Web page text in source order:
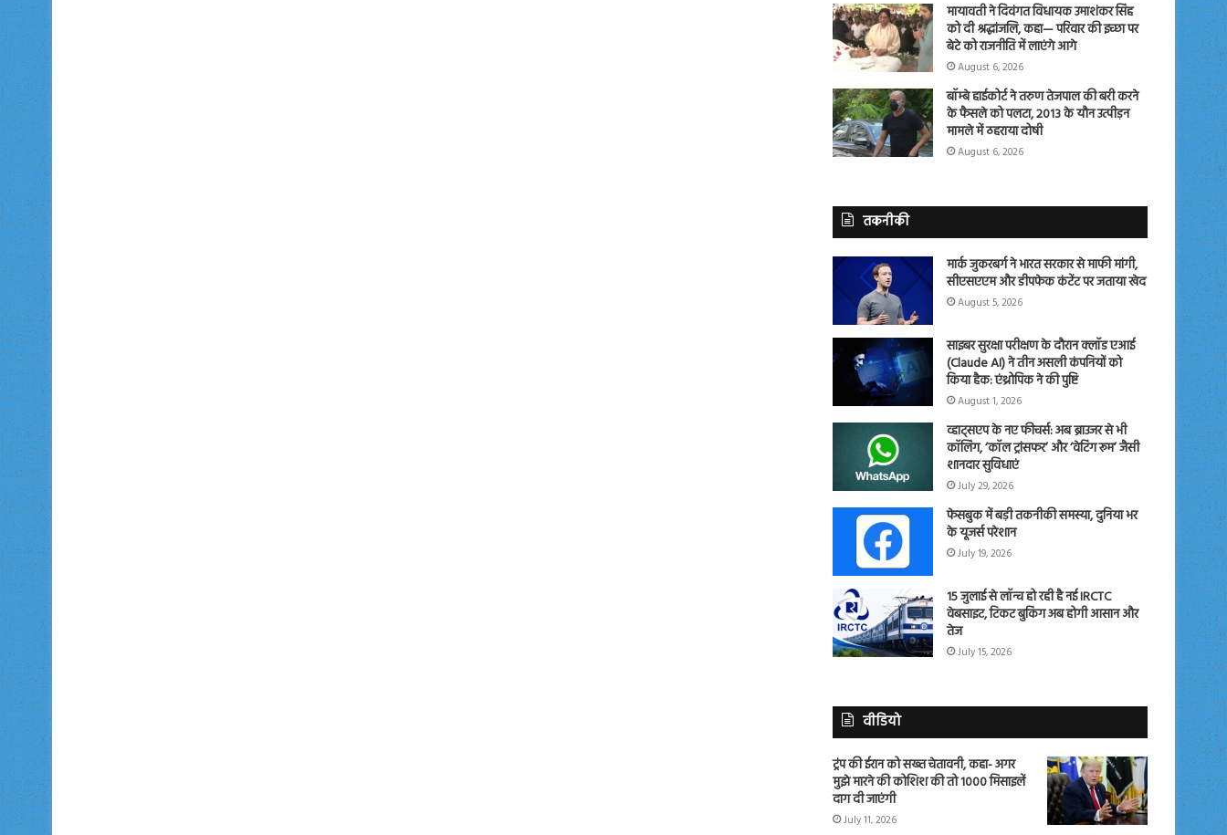
मायावती ने दिवंगत विधायक उमाशंकर सिंह
को दी श्रद्धांजलि, कहा— परिवार की इच्छा पर
बेटे को राजनीति में लाएंगे आगे
August 6, 2026
बॉम्बे हाईकोर्ट ने तरुण तेजपाल की बरी करने
के फैसले को पलटा, 2013 के यौन उत्पीड़न
मामले में ठहराया दोषी
August 6, 2026
तकनीकी
मार्क जुकरबर्ग ने भारत सरकार से माफी मांगी,
सीएसएएम और डीपफेक कंटेंट पर जताया खेद
August 5, 2026
साइबर सुरक्षा परीक्षण के दौरान क्लॉड एआई
(Claude AI) ने तीन असली कंपनियों को
किया हैक: एंथ्रोपिक ने की पुष्टि
August 1, 2026
व्हाट्सएप के नए फीचर्स: अब ब्राउजर से भी
कॉलिंग, ‘कॉल ट्रांसफर’ और ‘वेटिंग रूम’ जैसी
शानदार सुविधाएं
July 29, 2026
फेसबुक में बड़ी तकनीकी समस्या, दुनिया भर
के यूजर्स परेशान
July 19, 2026
15 जुलाई से लॉन्च हो रही है नई IRCTC
वेबसाइट, टिकट बुकिंग अब होगी आसान और
तेज
July 15, 2026
वीडियो
ट्रंप की ईरान को सख्त चेतावनी, कहा- अगर
मुझे मारने की कोशिश की तो 1000 मिसाइलें
दाग दी जाएंगी
July 11, 2026